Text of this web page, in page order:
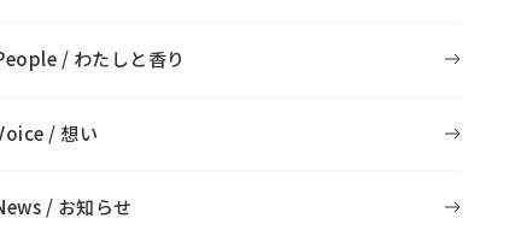
/ わたしと香り
/ 想い
/ お知らせ